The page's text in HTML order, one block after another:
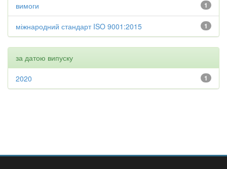
1
вимоги
1
міжнародний стандарт ISO 9001:2015
за датою випуску
1
2020